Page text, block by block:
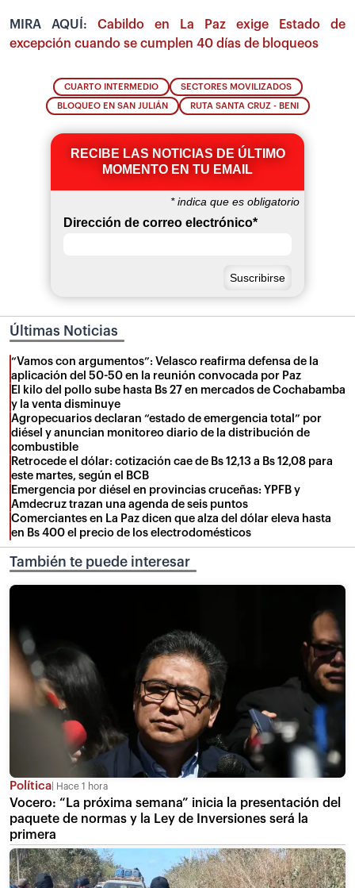
MIRA AQUÍ: Cabildo en La Paz exige Estado de
excepción cuando se cumplen 40 días de bloqueos
CUARTO INTERMEDIO SECTORES MOVILIZADOS
BLOQUEO EN SAN JULIÁN RUTA SANTA CRUZ - BENI
RECIBE LAS NOTICIAS DE ÚLTIMO
MOMENTO EN TU EMAIL
*indica que es obligatorio
Dirección de correo electrónico*
Últimas Noticias
“Vamos con argumentos”: Velasco reafirma defensa de la
aplicación del 50-50 en la reunión convocada por Paz
El kilo del pollo sube hasta Bs 27 en mercados de Cochabamba
y la venta disminuye
Agropecuarios declaran “estado de emergencia total” por
diésel y anuncian monitoreo diario de la distribución de
combustible
Retrocede el dólar: cotización cae de Bs 12,13 a Bs 12,08 para
este martes, según el BCB
Emergencia por diésel en provincias cruceñas: YPFB y
Amdecruz trazan una agenda de seis puntos
Comerciantes en La Paz dicen que alza del dólar eleva hasta
en Bs 400 el precio de los electrodomésticos
También te puede interesar
Política Hace 1 hora
Vocero: “La próxima semana” inicia la presentación del
paquete de normas y la Ley de Inversiones será la
primera